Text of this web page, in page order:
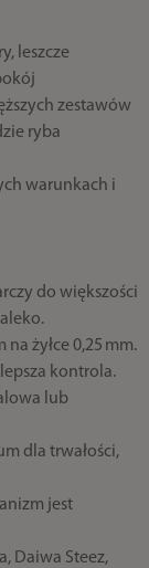
leszcze
zestawów
ryba
warunkach i
do większości
żyłce 0,25 mm.
kontrola.
lub
dla trwałości,
jest
Daiwa Steez,